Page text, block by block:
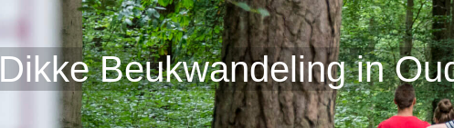
Dikke Beukwandeling in